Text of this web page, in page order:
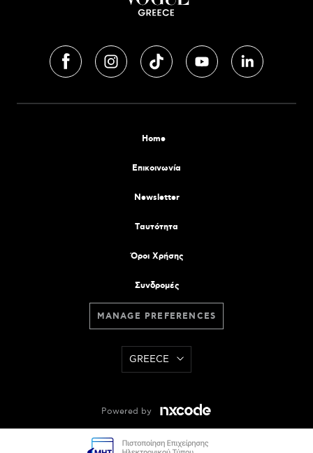
Home
Επικοινωνία
Newsletter
Tαυτότητα
Όροι Χρήσης
Συνδρομές
MANAGE PREFERENCES
GREECE
Powered by